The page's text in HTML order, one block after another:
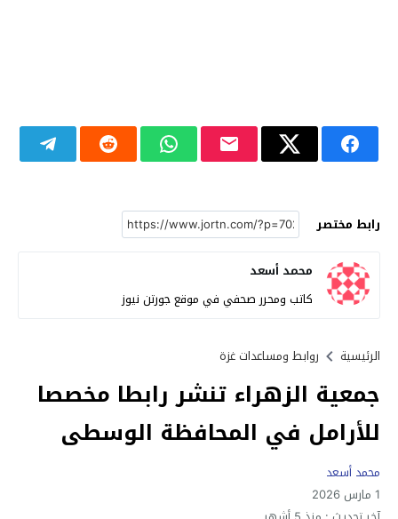
رابط مختصر
محمد أسعد
كاتب ومحرر صحفي في موقع جورتن نيوز
الرئيسية روابط ومساعدات غزة
جمعية الزهراء تنشر رابطا مخصصا
للأرامل في المحافظة الوسطى
محمد أسعد
1 مارس 2026